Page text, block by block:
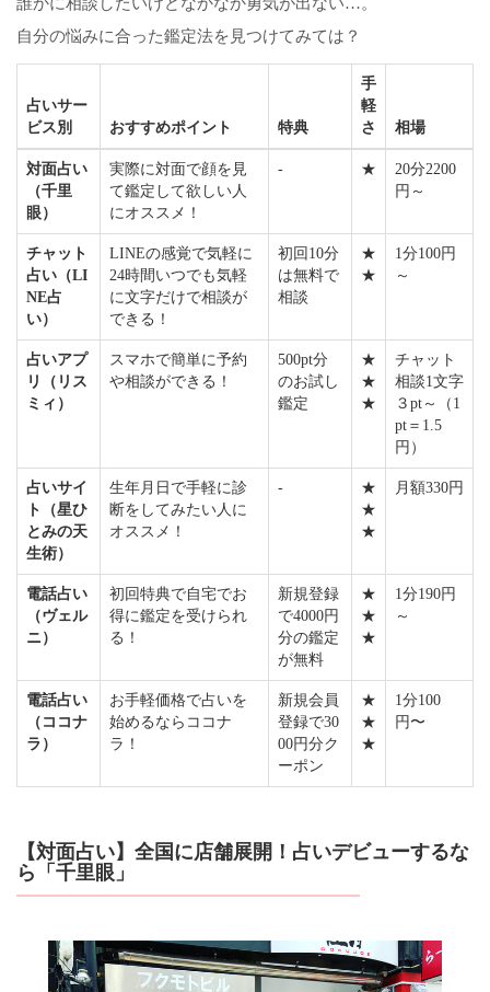
誰かに相談したいけどなかなか勇気が出ない…。
自分の悩みに合った鑑定法を見つけてみては？
占いサー
ビス別
おすすめポイント 特典
手
軽
さ
相場
対面占い
（千里
眼）
実際に対面で顔を見
て鑑定して欲しい人
にオススメ！
- ★
20分2200
円～
チャット
占い（LI
NE占
い）
LINEの感覚で気軽に
24時間いつでも気軽
に文字だけで相談が
できる！
初回10分
は無料で
相談
★
★
1分100円
～
占いアプ
リ（リス
ミィ）
スマホで簡単に予約
や相談ができる！
500pt分
のお試し
鑑定
★
★
★
チャット
相談1文字
３pt～（1
pt＝1.5
円）
占いサイ
ト（星ひ
とみの天
生術）
生年月日で手軽に診
断をしてみたい人に
オススメ！
-
★
★
★
月額330円
電話占い
（ヴェル
ニ）
初回特典で自宅でお
得に鑑定を受けられ
る！
新規登録
で4000円
分の鑑定
が無料
★
★
★
1分190円
～
電話占い
（ココナ
ラ）
お手軽価格で占いを
始めるならココナ
ラ！
新規会員
登録で30
00円分ク
ーポン
★
★
★
1分100
円〜
【対面占い】全国に店舗展開！占いデビューするな
ら「千里眼」